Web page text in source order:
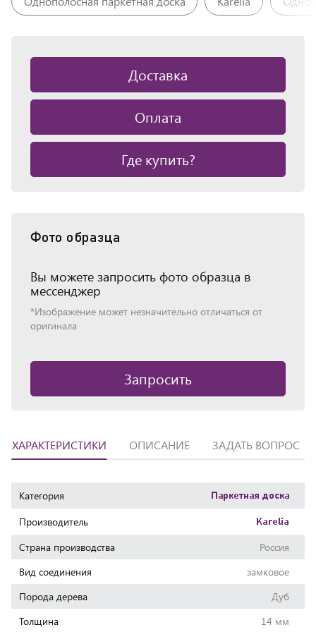
Доставка
Оплата
Где купить?
Фото образца
Вы можете запросить фото образца в
мессенджер
*Изображение может незначительно отличаться от
оригинала
Запросить
ХАРАКТЕРИСТИКИ ОПИСАНИЕ ЗАДАТЬ ВОПРОС
Характеристики
Категория Паркетная доска
Производитель Karelia
Страна производства
Россия
Вид соединения
замковое
Порода дерева
Дуб
Толщина
14 мм